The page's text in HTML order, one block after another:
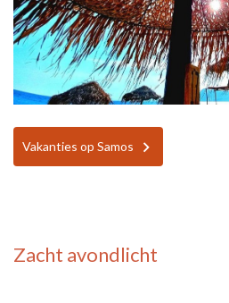
Vakanties op Samos
Zacht avondlicht